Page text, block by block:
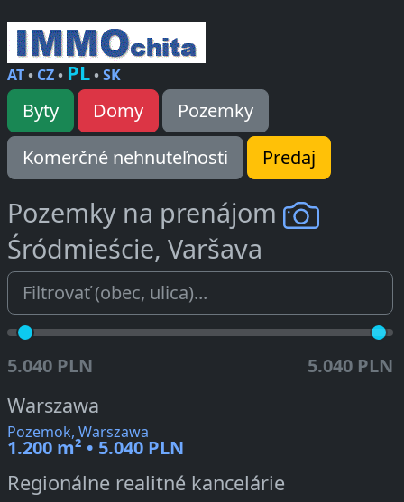
AT• CZ• PL•SK
Byty Domy
Pozemky
Komerčné nehnuteľnosti
Predaj
Pozemky na prenájom
Śródmieście, Varšava
5.040 PLN 5.040 PLN
Warszawa
Pozemok, Warszawa
1.200 m² • 5.040 PLN
Regionálne realitné kancelárie